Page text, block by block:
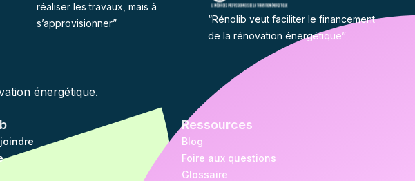
réaliser les travaux, mais à
s’approvisionner”
“Rénolib veut faciliter le financement
de la rénovation énergétique”
énergétique.
Ressources
Blog
Foire aux questions
Glossaire